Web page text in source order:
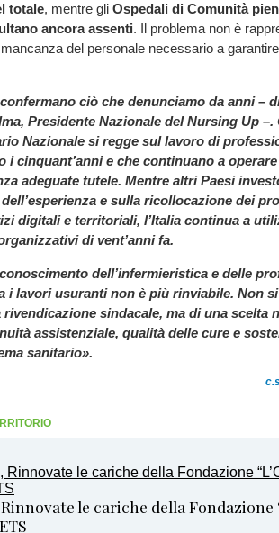
totale, mentre gli Ospedali di Comunità
ancora assenti. Il problema non è
del personale necessario a
ciò che denunciamo da anni –
Presidente Nazionale del Nursing Up –.
Nazionale si regge sul lavoro di
i cinquant’anni e che continuano a
adeguate tutele. Mentre altri Paesi
e sulla ricollocazione dei
digitali e territoriali, l’Italia continua a
di vent’anni fa.
dell’infermieristica e delle
i lavori usuranti non è più rinviabile. Non
sindacale, ma di una scelta
assistenziale, qualità delle cure e
sanitario».
le cariche della Fondazione